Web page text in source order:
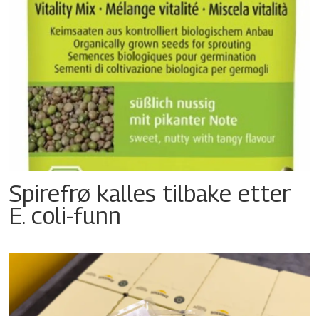
Spirefrø kalles tilbake etter
E. coli-funn